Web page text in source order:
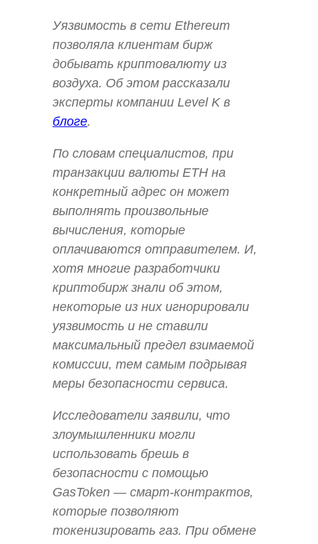
Уязвимость в сети Ethereum
позволяла клиентам бирж
добывать криптовалюту из
воздуха. Об этом рассказали
эксперты компании Level K в
блоге.
По словам специалистов, при
транзакции валюты ETH на
конкретный адрес он может
выполнять произвольные
вычисления, которые
оплачиваются отправителем. И,
хотя многие разработчики
криптобирж знали об этом,
некоторые из них игнорировали
уязвимость и не ставили
максимальный предел взимаемой
комиссии, тем самым подрывая
меры безопасности сервиса.
Исследователи заявили, что
злоумышленники могли
использовать брешь в
безопасности с помощью
GasToken — смарт-контрактов,
которые позволяют
токенизировать газ. При обмене